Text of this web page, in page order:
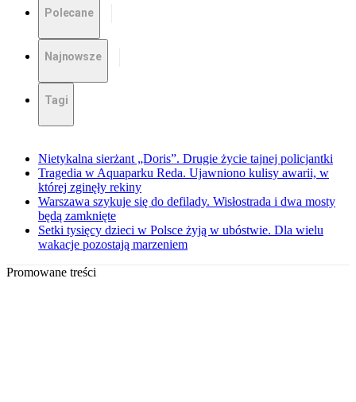
Polecane
Najnowsze
Tagi
Nietykalna sierżant „Doris”. Drugie życie tajnej policjantki
Tragedia w Aquaparku Reda. Ujawniono kulisy awarii, w
której zginęły rekiny
Warszawa szykuje się do defilady. Wisłostrada i dwa mosty
będą zamknięte
Setki tysięcy dzieci w Polsce żyją w ubóstwie. Dla wielu
wakacje pozostają marzeniem
Promowane treści